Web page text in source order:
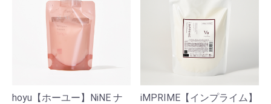
hoyu【ホーユー】NiNE ナ
iMPRIME【インプライム】